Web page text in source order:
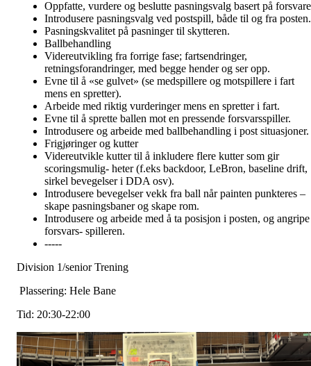
Oppfatte, vurdere og beslutte pasningsvalg basert på
Introdusere pasningsvalg ved postspill, både til og fra posten.
Pasningskvalitet på pasninger til skytteren.
Ballbehandling
Videreutvikling fra forrige fase; fartsendringer,
retningsforandringer, med begge hender og ser opp.
Evne til å «se gulvet» (se medspillere og motspillere i fart
mens en spretter).
Arbeide med riktig vurderinger mens en spretter i fart.
Evne til å sprette ballen mot en pressende forsvarsspiller.
Introdusere og arbeide med ballbehandling i post situasjoner.
Frigjøringer og kutter
Videreutvikle kutter til å inkludere flere kutter som gir
scoringsmulig- heter (f.eks backdoor, LeBron, baseline drift,
sirkel bevegelser i DDA osv).
Introdusere bevegelser vekk fra ball når painten punkteres –
skape pasningsbaner og skape rom.
Introdusere og arbeide med å ta posisjon i posten, og angripe
forsvars- spilleren.
-----
Division 1/senior Trening
Plassering: Hele Bane
Tid: 20:30-22:00